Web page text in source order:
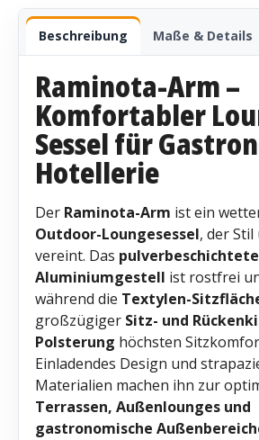
Beschreibung Maße & Details
Raminota-Arm –
Komfortabler
Sessel für
Hotellerie
Der Raminota-Arm ist ein
Outdoor-Loungesessel, der
vereint. Das pulverbeschichtete
Aluminiumgestell ist rostfrei
während die Textylen-
großzügiger Sitz- und
Polsterung höchsten
Einladendes Design und
Materialien machen ihn zur
Terrassen, Außenlounges und
gastronomische